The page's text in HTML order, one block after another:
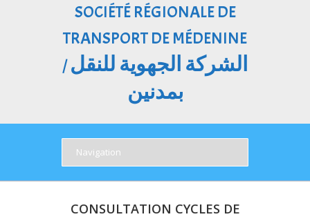
SOCIÉTÉ RÉGIONALE DE
TRANSPORT DE MÉDENINE
/الشركة الجهوية للنقل
بمدنين
CONSULTATION CYCLES DE